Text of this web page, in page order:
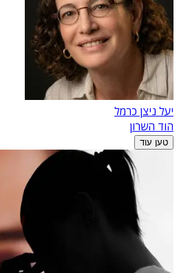
יעל ניצן כרמל
הוד השרון
טען עוד